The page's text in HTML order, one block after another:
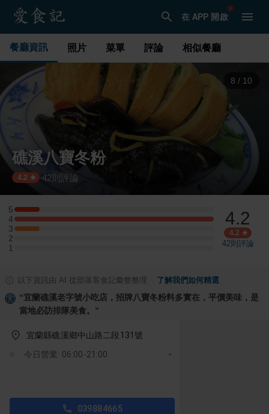
在 APP 開啟
餐廳資訊 照片 菜單 評論 相似餐廳
9 / 10
礁溪八寶冬粉
4.2 ·42 則評論
5
5 星：1 則評論
4
4 星：8 則評論
3
3 星：1 則評論
2
2 星：0 則評論
1
1 星：0 則評論
4.2
4.2
42則評論
以下資訊由 AI 從部落客食記彙整整理 了解我們如何精選
“宜蘭礁溪老字號小吃店，招牌八寶冬粉料多實在，平價美味，是
當地必訪排隊美食。 ”
宜蘭縣礁溪鄉中山路二段131號
今日營業: 06:00-21:00
039884665